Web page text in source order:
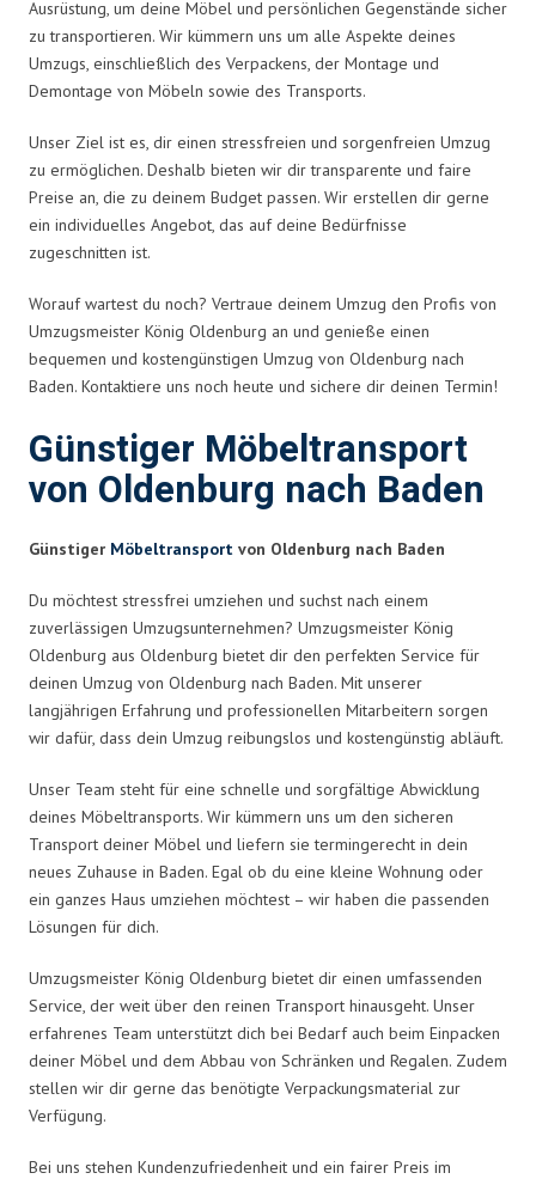
Ausrüstung, um deine Möbel und persönlichen Gegenstände sicher
zu transportieren. Wir kümmern uns um alle Aspekte deines
Umzugs, einschließlich des Verpackens, der Montage und
Demontage von Möbeln sowie des Transports.
Unser Ziel ist es, dir einen stressfreien und sorgenfreien Umzug
zu ermöglichen. Deshalb bieten wir dir transparente und faire
Preise an, die zu deinem Budget passen. Wir erstellen dir gerne
ein individuelles Angebot, das auf deine Bedürfnisse
zugeschnitten ist.
Worauf wartest du noch? Vertraue deinem Umzug den Profis von
Umzugsmeister König Oldenburg an und genieße einen
bequemen und kostengünstigen Umzug von Oldenburg nach
Baden. Kontaktiere uns noch heute und sichere dir deinen Termin!
Günstiger Möbeltransport
von Oldenburg nach Baden
Günstiger Möbeltransport von Oldenburg nach Baden
Du möchtest stressfrei umziehen und suchst nach einem
zuverlässigen Umzugsunternehmen? Umzugsmeister König
Oldenburg aus Oldenburg bietet dir den perfekten Service für
deinen Umzug von Oldenburg nach Baden. Mit unserer
langjährigen Erfahrung und professionellen Mitarbeitern sorgen
wir dafür, dass dein Umzug reibungslos und kostengünstig abläuft.
Unser Team steht für eine schnelle und sorgfältige Abwicklung
deines Möbeltransports. Wir kümmern uns um den sicheren
Transport deiner Möbel und liefern sie termingerecht in dein
neues Zuhause in Baden. Egal ob du eine kleine Wohnung oder
ein ganzes Haus umziehen möchtest – wir haben die passenden
Lösungen für dich.
Umzugsmeister König Oldenburg bietet dir einen umfassenden
Service, der weit über den reinen Transport hinausgeht. Unser
erfahrenes Team unterstützt dich bei Bedarf auch beim Einpacken
deiner Möbel und dem Abbau von Schränken und Regalen. Zudem
stellen wir dir gerne das benötigte Verpackungsmaterial zur
Verfügung.
Bei uns stehen Kundenzufriedenheit und ein fairer Preis im